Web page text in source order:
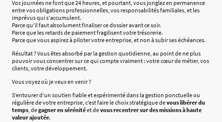
Vos journées ne font que 24 heures, et pourtant, vous jonglez en permanence
entre vos obligations professionnelles, vos responsabilités familiales, et les
imprévus qui s'accumulent.
Parce qu’il faut absolument finaliser ce dossier avant ce soir.
Parce que les retards de paiement fragilisent votre trésorerie.
Parce que vous aspirez à piloter votre entreprise, et non à subir ses échéances.
Résultat ? Vous êtes absorbé par la gestion quotidienne, au point de ne plus
pouvoir vous concentrer sur ce qui compte vraiment : votre cœur de métier, vos
clients, votre développement.
Vous voyez où je veux en venir ?
S’entourer d’un soutien fiable et expérimenté dans la gestion ponctuelle ou
régulière de votre entreprise, c’est faire le choix stratégique devous libérer du
temps, degagner en sérénitéet devous recentrer sur des missions à haute
valeur ajoutée.